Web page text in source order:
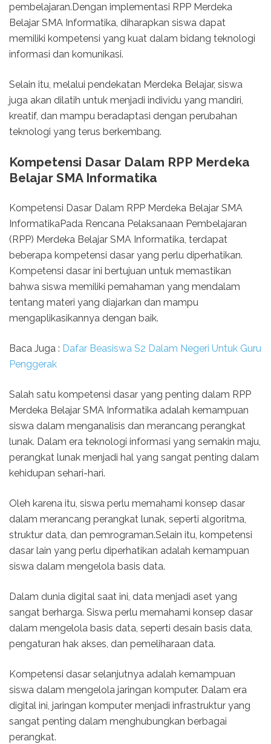
pembelajaran.Dengan implementasi RPP Merdeka
Belajar SMA Informatika, diharapkan siswa dapat
memiliki kompetensi yang kuat dalam bidang teknologi
informasi dan komunikasi.
Selain itu, melalui pendekatan Merdeka Belajar, siswa
juga akan dilatih untuk menjadi individu yang mandiri,
kreatif, dan mampu beradaptasi dengan perubahan
teknologi yang terus berkembang.
Kompetensi Dasar Dalam RPP Merdeka
Belajar SMA Informatika
Kompetensi Dasar Dalam RPP Merdeka Belajar SMA
InformatikaPada Rencana Pelaksanaan Pembelajaran
(RPP) Merdeka Belajar SMA Informatika, terdapat
beberapa kompetensi dasar yang perlu diperhatikan.
Kompetensi dasar ini bertujuan untuk memastikan
bahwa siswa memiliki pemahaman yang mendalam
tentang materi yang diajarkan dan mampu
mengaplikasikannya dengan baik.
Baca Juga : Dafar Beasiswa S2 Dalam Negeri Untuk Guru
Penggerak
Salah satu kompetensi dasar yang penting dalam RPP
Merdeka Belajar SMA Informatika adalah kemampuan
siswa dalam menganalisis dan merancang perangkat
lunak. Dalam era teknologi informasi yang semakin maju,
perangkat lunak menjadi hal yang sangat penting dalam
kehidupan sehari-hari.
Oleh karena itu, siswa perlu memahami konsep dasar
dalam merancang perangkat lunak, seperti algoritma,
struktur data, dan pemrograman.Selain itu, kompetensi
dasar lain yang perlu diperhatikan adalah kemampuan
siswa dalam mengelola basis data.
Dalam dunia digital saat ini, data menjadi aset yang
sangat berharga. Siswa perlu memahami konsep dasar
dalam mengelola basis data, seperti desain basis data,
pengaturan hak akses, dan pemeliharaan data.
Kompetensi dasar selanjutnya adalah kemampuan
siswa dalam mengelola jaringan komputer. Dalam era
digital ini, jaringan komputer menjadi infrastruktur yang
sangat penting dalam menghubungkan berbagai
perangkat.